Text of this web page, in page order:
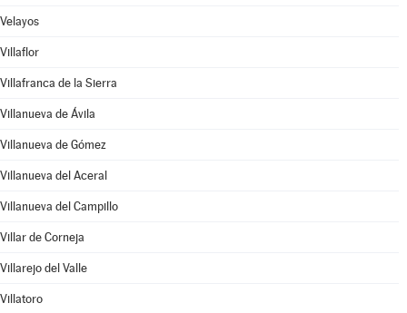
Velayos
Villaflor
Villafranca de la Sierra
Villanueva de Ávila
Villanueva de Gómez
Villanueva del Aceral
Villanueva del Campillo
Villar de Corneja
Villarejo del Valle
Villatoro